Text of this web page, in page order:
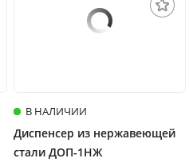
В НАЛИЧИИ
Диспенсер из нержавеющей
стали ДОП-1НЖ